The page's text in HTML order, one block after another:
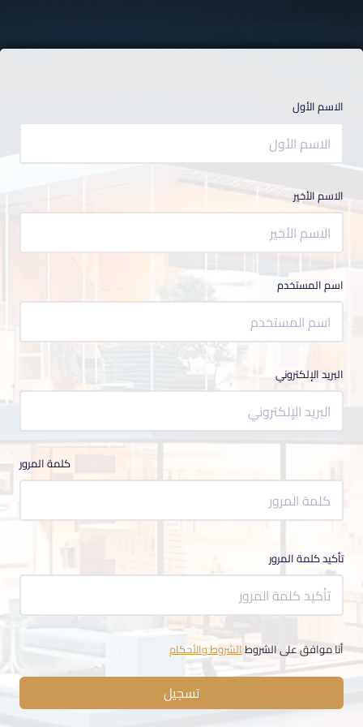
الاسم الأول
الاسم الأخير
اسم المستخدم
البريد الإلكتروني
كلمة المرور
تأكيد كلمة المرور
أنا موافق على الشروطالشروط والأحكام
تسجيل